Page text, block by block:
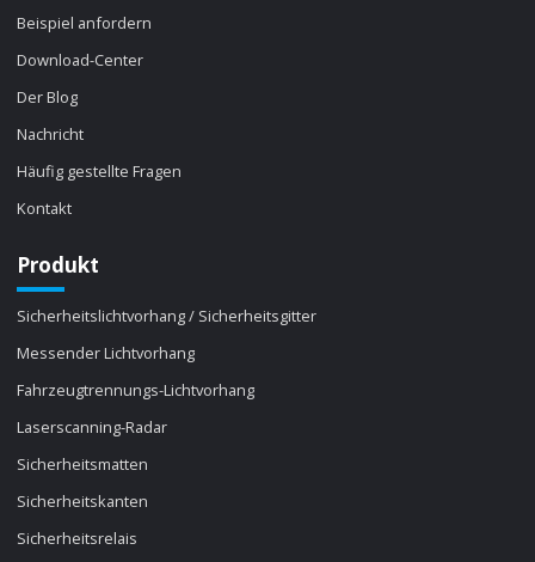
Beispiel anfordern
Download-Center
Der Blog
Nachricht
Häufig gestellte Fragen
Kontakt
Produkt
Sicherheitslichtvorhang / Sicherheitsgitter
Messender Lichtvorhang
Fahrzeugtrennungs-Lichtvorhang
Laserscanning-Radar
Sicherheitsmatten
Sicherheitskanten
Sicherheitsrelais